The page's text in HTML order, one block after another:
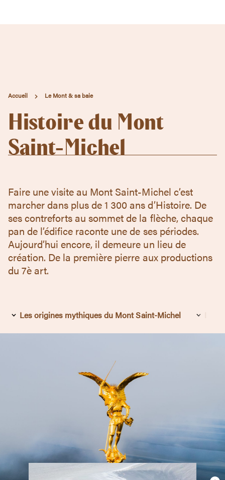
& visites
Contact
Accueil Le Mont & sa baie
Histoire du Mont
Saint-Michel
Faire une visite au Mont Saint-Michel c’est
marcher dans plus de 1 300 ans d’Histoire. De
ses contreforts au sommet de la flèche, chaque
pan de l’édifice raconte une de ses périodes.
Aujourd’hui encore, il demeure un lieu de
création. De la première pierre aux productions
du 7è art.
Les origines mythiques du Mont Saint-Michel